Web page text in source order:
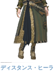
ディスタンス・ヒーラ